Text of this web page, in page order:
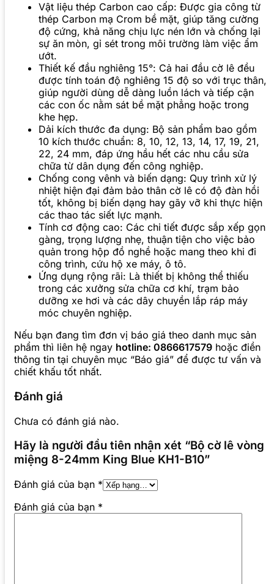
Vật liệu thép Carbon cao cấp: Được gia công từ
thép Carbon mạ Crom bề mặt, giúp tăng cường
độ cứng, khả năng chịu lực nén lớn và chống lại
sự ăn mòn, gỉ sét trong môi trường làm việc ẩm
ướt.
Thiết kế đầu nghiêng 15°: Cả hai đầu cờ lê đều
được tính toán độ nghiêng 15 độ so với trục thân,
giúp người dùng dễ dàng luồn lách và tiếp cận
các con ốc nằm sát bề mặt phẳng hoặc trong
khe hẹp.
Dải kích thước đa dụng: Bộ sản phẩm bao gồm
10 kích thước chuẩn: 8, 10, 12, 13, 14, 17, 19, 21,
22, 24 mm, đáp ứng hầu hết các nhu cầu sửa
chữa từ dân dụng đến công nghiệp.
Chống cong vênh và biến dạng: Quy trình xử lý
nhiệt hiện đại đảm bảo thân cờ lê có độ đàn hồi
tốt, không bị biến dạng hay gãy vỡ khi thực hiện
các thao tác siết lực mạnh.
Tính cơ động cao: Các chi tiết được sắp xếp gọn
gàng, trọng lượng nhẹ, thuận tiện cho việc bảo
quản trong hộp đồ nghề hoặc mang theo khi đi
công trình, cứu hộ xe máy, ô tô.
Ứng dụng rộng rãi: Là thiết bị không thể thiếu
trong các xưởng sửa chữa cơ khí, trạm bảo
dưỡng xe hơi và các dây chuyền lắp ráp máy
móc chuyên nghiệp.
Nếu bạn đang tìm đơn vị báo giá theo danh mục sản
phẩm thì liên hệ ngay hotline: 0866617579 hoặc điền
thông tin tại chuyên mục “Báo giá” để được tư vấn và
chiết khấu tốt nhất.
Đánh giá
Chưa có đánh giá nào.
Hãy là người đầu tiên nhận xét “Bộ cờ lê vòng
miệng 8-24mm King Blue KH1-B10”
Đánh giá của bạn *
Đánh giá của bạn *